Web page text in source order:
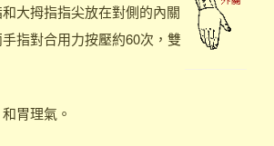
大拇指指尖放在對側的內關
指對合用力按壓約60次，雙
胃理氣。